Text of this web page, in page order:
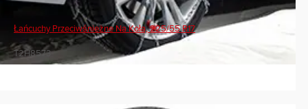
Łańcuchy Przeciwśnieżne Na Koła, 225/55 R17
T2H8573